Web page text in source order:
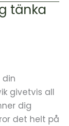
tänka
din
givetvis all
dig
det helt på